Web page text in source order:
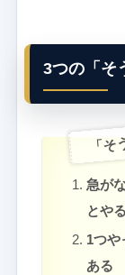
3つの「そ
「そ
急が
とやる
1つや
ある